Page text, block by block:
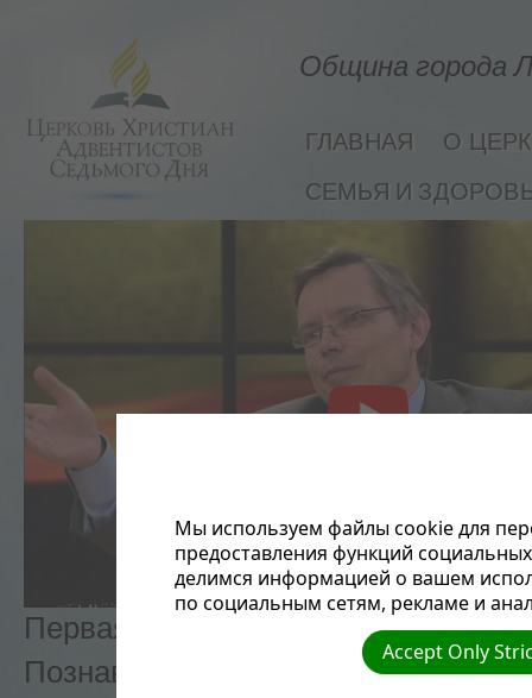
Община города
ГЛАВНАЯ
О
СЕМЬЯ И
Первая и Вторая Книга
Познавая непостижимое
Мы используем файлы cookie для
предоставления функций
делимся информацией о вашем
по социальным сетям, рекламе и
Accept Only